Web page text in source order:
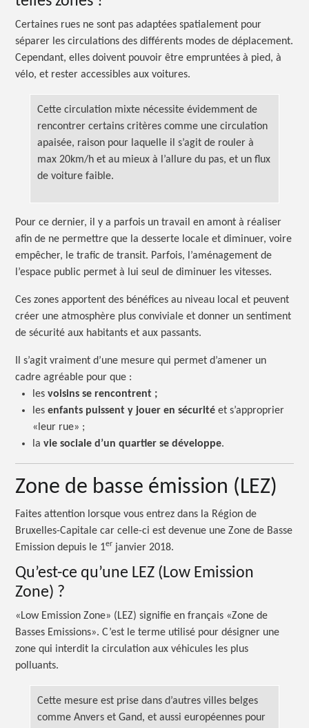
Certaines rues ne sont pas adaptées spatialement pour
séparer les circulations des différents modes de déplacement.
Cependant, elles doivent pouvoir être empruntées à pied, à
vélo, et rester accessibles aux voitures.
Cette circulation mixte nécessite évidemment de
rencontrer certains critères comme une circulation
apaisée, raison pour laquelle il s’agit de rouler à
max 20km/h et au mieux à l’allure du pas, et un flux
de voiture faible.
Pour ce dernier, il y a parfois un travail en amont à réaliser
afin de ne permettre que la desserte locale et diminuer, voire
empêcher, le trafic de transit. Parfois, l’aménagement de
l’espace public permet à lui seul de diminuer les vitesses.
Ces zones apportent des bénéfices au niveau local et peuvent
créer une atmosphère plus conviviale et donner un sentiment
de sécurité aux habitants et aux passants.
Il s’agit vraiment d’une mesure qui permet d’amener un
cadre agréable pourque :
lesvoisins se rencontrent ;
lesenfants puissent y jouer en sécuritéet s’approprier
«leur rue» ;
lavie sociale d’un quartier se développe.
Zone de basse émission (LEZ)
Faites attention lorsque vous entrez dans la Région de
Bruxelles-Capitale car celle-ci est devenue une Zone de Basse
Emission depuis le 1er janvier 2018.
Qu’est-ce qu’une LEZ (Low Emission
Zone) ?
«Low Emission Zone» (LEZ) signifie en français «Zone de
Basses Emissions». C’est le terme utilisé pour désigner une
zone qui interdit la circulation aux véhicules les plus
polluants.
Cette mesure est prise dans d’autres villes belges
comme Anvers et Gand, et aussi européennes pour